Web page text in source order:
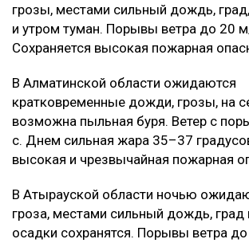
грозы, местами сильный дождь,
и утром туман. Порывы ветра до 20
Сохраняется высокая пожарная
В Алматинской области ожидаются
кратковременные дожди, грозы, на
возможна пыльная буря. Ветер с
с. Днем сильная жара 35–37
высокая и чрезвычайная пожарная
В Атырауской области ночью
гроза, местами сильный дождь,
осадки сохранятся. Порывы ветра